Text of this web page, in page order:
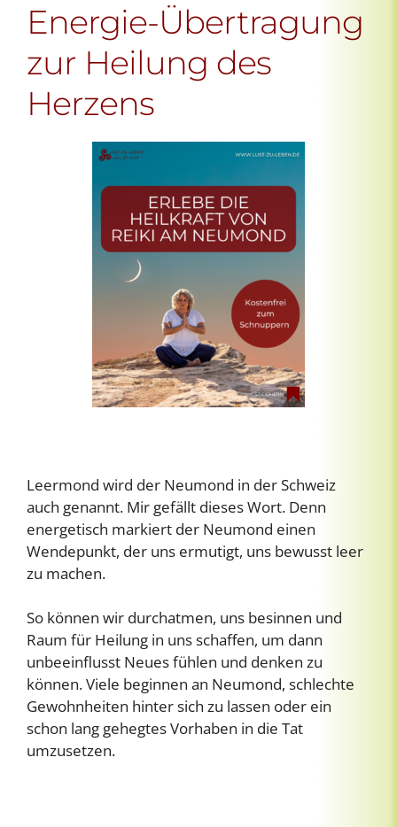
Energie-Übertragung
zur Heilung des
Herzens
Leermond wird der Neumond in der Schweiz
auch genannt. Mir gefällt dieses Wort. Denn
energetisch markiert der Neumond einen
Wendepunkt, der uns ermutigt, uns bewusst leer
zu machen.
So können wir durchatmen, uns besinnen und
Raum für Heilung in uns schaffen, um dann
unbeeinflusst Neues fühlen und denken zu
können. Viele beginnen an Neumond, schlechte
Gewohnheiten hinter sich zu lassen oder ein
schon lang gehegtes Vorhaben in die Tat
umzusetzen.